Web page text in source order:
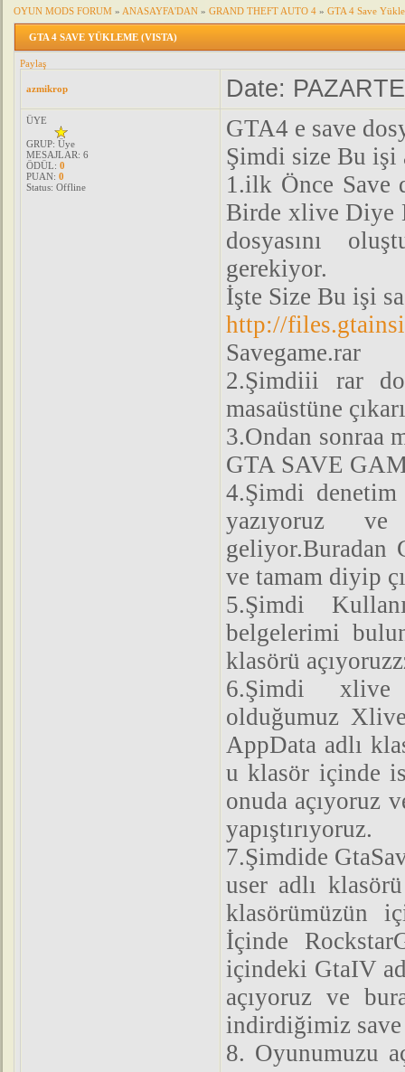
OYUN MODS FORUM » ANASAYFA'DAN » GRAND THEFT AUTO 4 » GTA 4 Save
GTA 4 SAVE YÜKLEME (VISTA)
Paylaş
azmikrop Date:
ÜYE
GRUP: Üye
MESAJLAR: 6
ÖDÜL: 0
PUAN: 0
Status: Offline
GTA4 e save
Şimdi size Bu işi
1.ilk Önce Save
Birde xlive Diye
dosyasını
gerekiyor.
İşte Size Bu işi
http://
Savegame.rar
2.Şimdiii rar
masaüstüne
3.Ondan sonraa
GTA SAVE
4.Şimdi denetim
yazıyoruz
ve tamam diyip
5.Şimdi
belgelerimi
klasörü
6.Şimdi xlive
olduğumuz
AppData adlı
u klasör içinde
onuda açıyoruz
yapıştırıyoruz.
7.Şimdide
user adlı
klasörümüzün
İçinde
içindeki GtaIV
açıyoruz ve
indirdiğimiz save
8. Oyunumuzu